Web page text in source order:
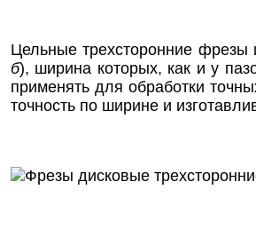
Цельные трехсторонние фрезы
б), ширина которых, как и у
применять для обработки
точность по ширине и